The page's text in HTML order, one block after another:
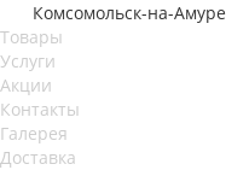
Комсомольск-на-Амуре
Товары
Услуги
Акции
Контакты
Галерея
Доставка